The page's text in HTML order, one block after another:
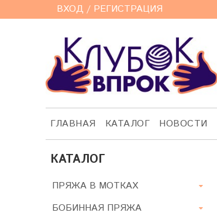
ВХОД / РЕГИСТРАЦИЯ
ГЛАВНАЯ КАТАЛОГ НОВОСТИ
КАТАЛОГ
ПРЯЖА В МОТКАХ
БОБИННАЯ ПРЯЖА